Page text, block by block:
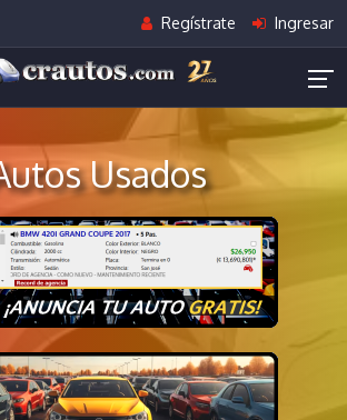
Regístrate Ingresar
Usados